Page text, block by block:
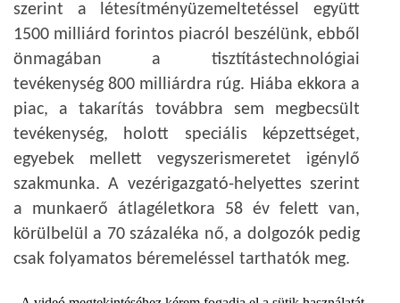
szerint a létesítményüzemeltetéssel együtt
1500 milliárd forintos piacról beszélünk, ebből
önmagában a tisztítástechnológiai
tevékenység 800 milliárdra rúg. Hiába ekkora a
piac, a takarítás továbbra sem megbecsült
tevékenység, holott speciális képzettséget,
egyebek mellett vegyszerismeretet igénylő
szakmunka. A vezérigazgató-helyettes szerint
a munkaerő átlagéletkora 58 év felett van,
körülbelül a 70 százaléka nő, a dolgozók pedig
csak folyamatos béremeléssel tarthatók meg.